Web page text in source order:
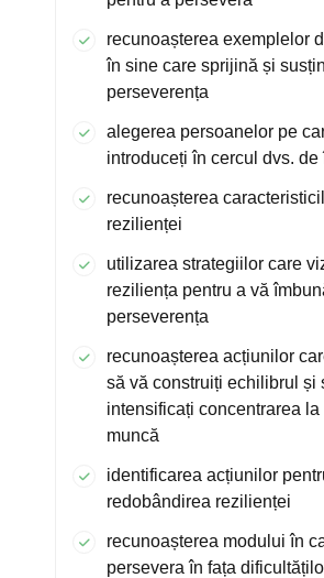
recunoașterea exemplelor
în sine care sprijină și susțin
perseverența
alegerea persoanelor pe
introduceți în cercul dvs. de
recunoașterea
rezilienței
utilizarea strategiilor care
reziliența pentru a vă
perseverența
recunoașterea acțiunilor
să vă construiți echilibrul și
intensificați concentrarea
muncă
identificarea acțiunilor
redobândirea rezilienței
recunoașterea modului în
persevera în fața